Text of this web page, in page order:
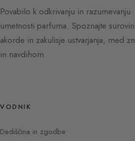
Povabilo k odkrivanju in razumevanju
umetnosti parfuma. Spoznajte
akorde in zakulisje ustvarjanja, med
in navdihom.
VODNIK
Dediščina in zgodbe